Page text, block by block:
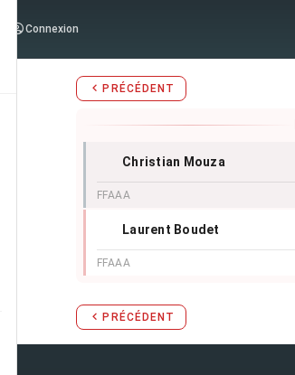
Connexion
PRÉCÉDENT
Christian Mouza
FFAAA
Laurent Boudet
FFAAA
PRÉCÉDENT